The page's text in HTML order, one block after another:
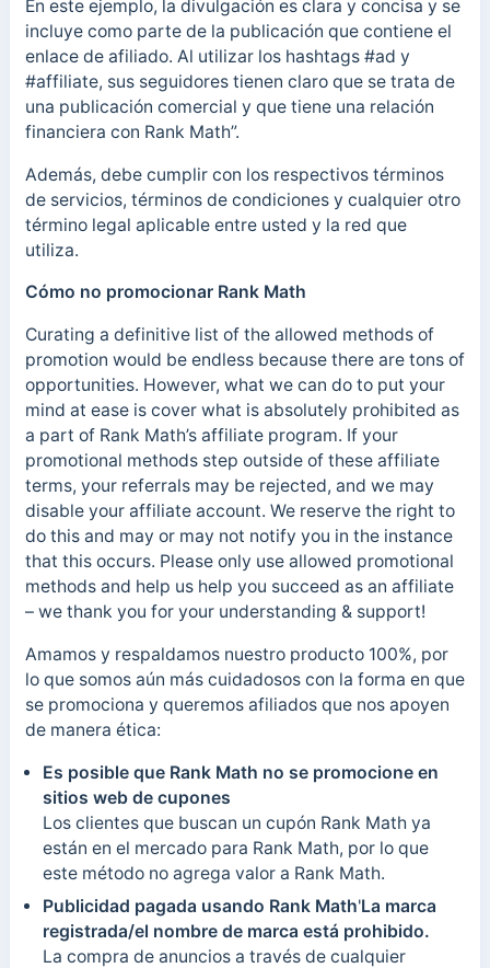
En este ejemplo, la divulgación es clara y concisa y se
incluye como parte de la publicación que contiene el
enlace de afiliado. Al utilizar los hashtags #ad y
#affiliate, sus seguidores tienen claro que se trata de
una publicación comercial y que tiene una relación
financiera con Rank Math”.
Además, debe cumplir con los respectivos términos
de servicios, términos de condiciones y cualquier otro
término legal aplicable entre usted y la red que
utiliza.
Cómo no promocionar Rank Math
Curating a definitive list of the allowed methods of
promotion would be endless because there are tons of
opportunities. However, what we can do to put your
mind at ease is cover what is absolutely prohibited as
a part of Rank Math’s affiliate program. If your
promotional methods step outside of these affiliate
terms, your referrals may be rejected, and we may
disable your affiliate account. We reserve the right to
do this and may or may not notify you in the instance
that this occurs. Please only use allowed promotional
methods and help us help you succeed as an affiliate
– we thank you for your understanding & support!
Amamos y respaldamos nuestro producto 100%, por
lo que somos aún más cuidadosos con la forma en que
se promociona y queremos afiliados que nos apoyen
de manera ética:
Es posible que Rank Math no se promocione en
sitios web de cupones
Los clientes que buscan un cupón Rank Math ya
están en el mercado para Rank Math, por lo que
este método no agrega valor a Rank Math.
Publicidad pagada usando Rank Math'La marca
registrada/el nombre de marca está prohibido.
La compra de anuncios a través de cualquier